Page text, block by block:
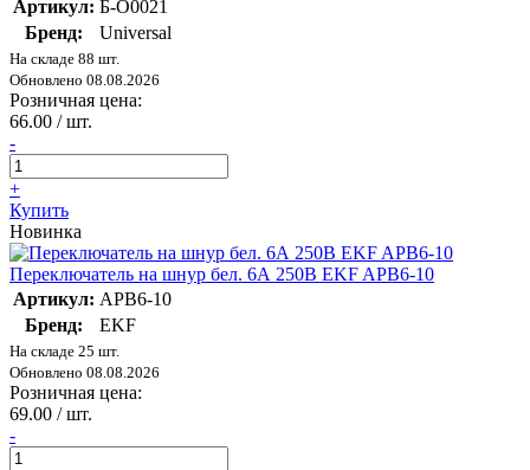
Артикул: Б-О0021
Бренд:
Universal
На складе 88 шт.
Обновлено 08.08.2026
Розничная цена:
66.00 / шт.
-
+
Купить
Новинка
Переключатель на шнур бел. 6А 250В EKF APB6-10
Артикул: APB6-10
Бренд:
EKF
На складе 25 шт.
Обновлено 08.08.2026
Розничная цена:
69.00 / шт.
-